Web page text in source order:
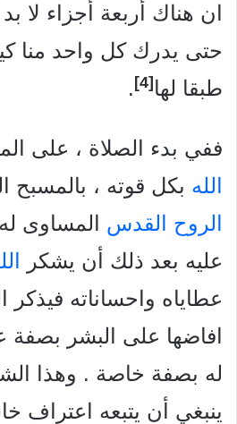
ان هناك أربعة أجزاء لا
حتى يدرك كل واحد منا
طبقا لها [4]
.
ففي بدء الصلاة ، على
الله بكل قوته ،
الروح القدس المساوى
عليه بعد ذلك أن يشكر
عطاياه واحساناته فيذكر
افاضها على البشر بصفة
له بصفة خاصة . وهذا
ينبغي أن يتبعه اعتراف